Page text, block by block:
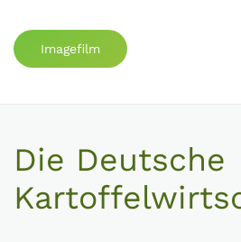
Imagefilm
Die Deutsche